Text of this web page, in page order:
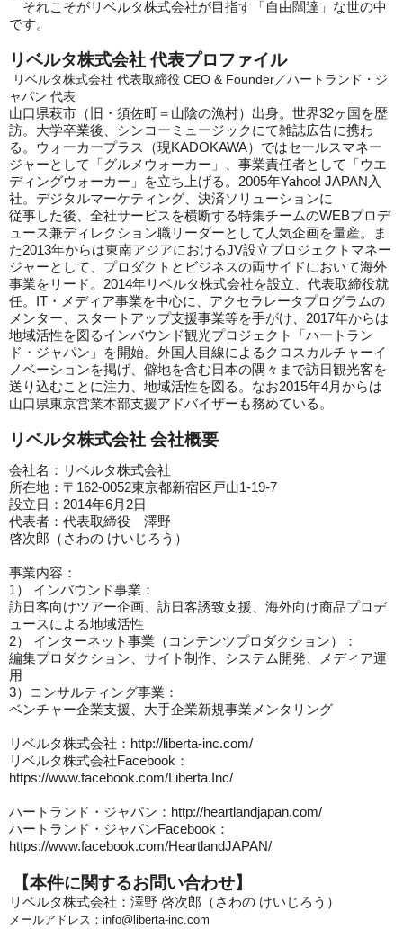
それこそがリベルタ株式会社が目指す「自由闊達」な世の中
です。
リベルタ株式会社 代表プロファイル
リベルタ株式会社 代表取締役 CEO & Founder／ハートランド・ジ
ャパン 代表
山口県萩市（旧・須佐町＝山陰の漁村）出身。世界32ヶ国を歴
訪。大学卒業後、シンコーミュージックにて雑誌広告に携わ
る。ウォーカープラス（現KADOKAWA）ではセールスマネー
ジャーとして「グルメウォーカー」、事業責任者として「ウエ
ディングウォーカー」を立ち上げる。2005年Yahoo! JAPAN入
社。デジタルマーケティング、決済ソリューションに
従事した後、全社サービスを横断する特集チームのWEBプロデ
ュース兼ディレクション職リーダーとして人気企画を量産。ま
た2013年からは東南アジアにおけるJV設立プロジェクトマネー
ジャーとして、プロダクトとビジネスの両サイドにおいて海外
事業をリード。2014年リベルタ株式会社を設立、代表取締役就
任。IT・メディア事業を中心に、アクセラレータプログラムの
メンター、スタートアップ支援事業等を手がけ、2017年からは
地域活性を図るインバウンド観光プロジェクト「ハートラン
ド・ジャパン」を開始。外国人目線によるクロスカルチャーイ
ノベーションを掲げ、僻地を含む日本の隅々まで訪日観光客を
送り込むことに注力、地域活性を図る。なお2015年4月からは
山口県東京営業本部支援アドバイザーも務めている。
リベルタ株式会社 会社概要
会社名：リベルタ株式会社
所在地：〒162-0052東京都新宿区戸山1-19-7
設立日：2014年6月2日
代表者：代表取締役 澤野
啓次郎（さわの けいじろう）
事業内容：
1） インバウンド事業：
訪日客向けツアー企画、 訪日客誘致支援、海外向け商品プロデ
ュースによる地域活性
2） インターネット事業（コンテンツプロダクション）：
編集プロダクション、サイト制作、システム開発、メディア運
用
3）
コンサルティング事業：
ベンチャー企業支援、大手企業新規事業メンタリング
リベルタ株式会社：http://liberta-inc.com/
リベルタ株式会社Facebook：
https://www.facebook.com/Liberta.Inc/
ハートランド・ジャパン：http://heartlandjapan.com/
ハートランド・ジャパンFacebook：
https://www.facebook.com/HeartlandJAPAN/
【本件に関するお問い合わせ】
リベルタ株式会社：澤野 啓次郎（さわの けいじろう）
メールアドレス：info@liberta-inc.com